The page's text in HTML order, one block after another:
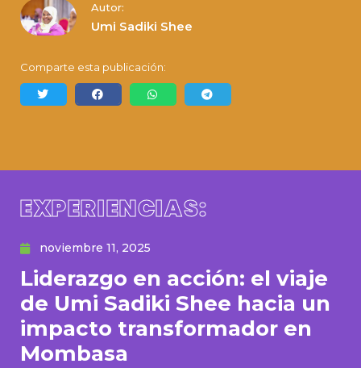
Autor:
Umi Sadiki Shee
Comparte esta publicación:
EXPERIENCIAS:
noviembre 11, 2025
Liderazgo en acción: el viaje
de Umi Sadiki Shee hacia un
impacto transformador en
Mombasa